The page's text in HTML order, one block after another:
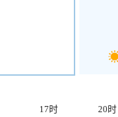
17时 20时